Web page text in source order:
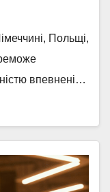
З
Польщі,
впевнені…